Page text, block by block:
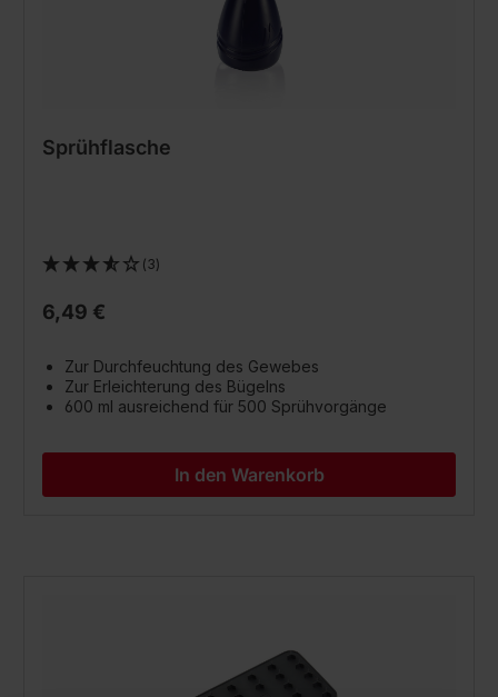
Sprühflasche
(3)
6,49 €
Zur Durchfeuchtung des Gewebes
Zur Erleichterung des Bügelns
600 ml ausreichend für 500 Sprühvorgänge
In den Warenkorb